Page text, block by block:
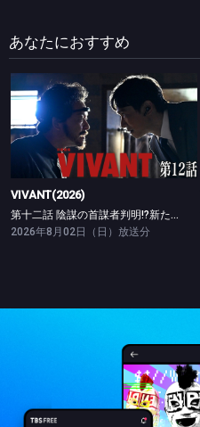
あなたにおすすめ
VIVANT(2026)
VIVANT(2026)
第十二話 陰謀の首謀者判明!?新たな仲間との対峙
2026年8月02日（日）放送分